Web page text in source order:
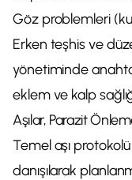
Göz problemleri
Erken teşhis ve
yönetiminde
eklem ve kalp
Aşılar, Parazit
Temel aşı
danışılarak